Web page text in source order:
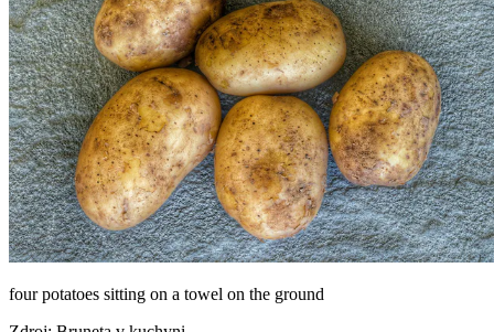
four potatoes sitting on a towel on the ground